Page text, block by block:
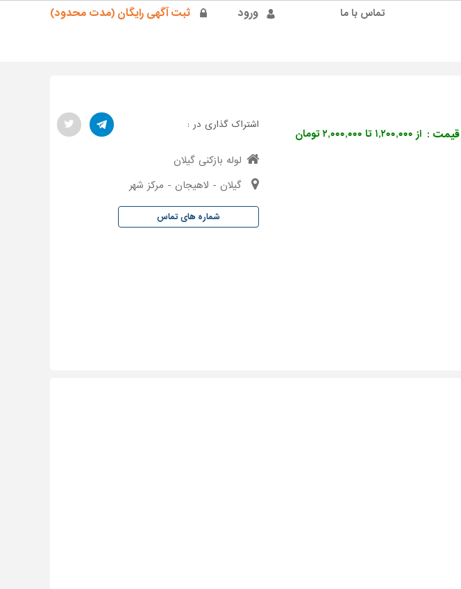
ورود ثبت آگهی رایگان (مدت محدود) تماس با ما
قیمت : از ۱,۲۰۰,۰۰۰ تا ۲,۰۰۰,۰۰۰ تومان
اشتراک گذاری در :
لوله بازکنی گیلان
گیلان - لاهیجان - مرکز شهر
شماره های تماس